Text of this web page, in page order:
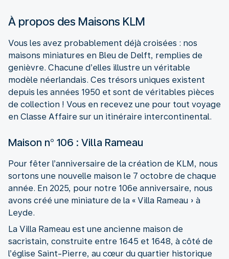
À propos des Maisons KLM
Vous les avez probablement déjà croisées : nos
maisons miniatures en Bleu de Delft, remplies de
genièvre. Chacune d’elles illustre un véritable
modèle néerlandais. Ces trésors uniques existent
depuis les années 1950 et sont de véritables pièces
de collection ! Vous en recevez une pour tout voyage
en Classe Affaire sur un itinéraire intercontinental.
Maison n° 106 : Villa Rameau
Pour fêter l’anniversaire de la création de KLM, nous
sortons une nouvelle maison le 7 octobre de chaque
année. En 2025, pour notre 106e anniversaire, nous
avons créé une miniature de la « Villa Rameau » à
Leyde.
La Villa Rameau est une ancienne maison de
sacristain, construite entre 1645 et 1648, à côté de
l’église Saint-Pierre, au cœur du quartier historique